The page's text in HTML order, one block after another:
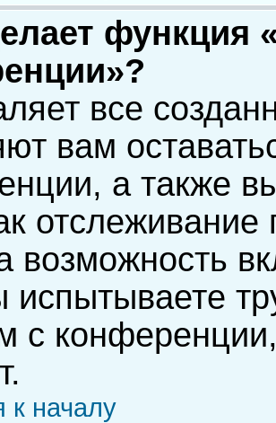
функция
все
вам
а также
возможность
испытываете
с
к началу